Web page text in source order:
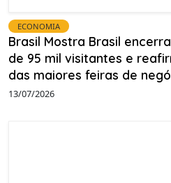
ECONOMIA
Brasil Mostra Brasil
de 95 mil visitantes e
das maiores feiras de
13/07/2026